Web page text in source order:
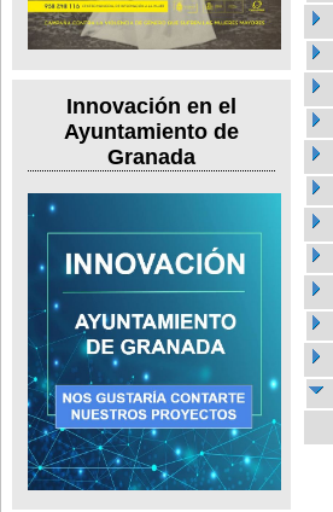
Innovación en el
Ayuntamiento de
Granada